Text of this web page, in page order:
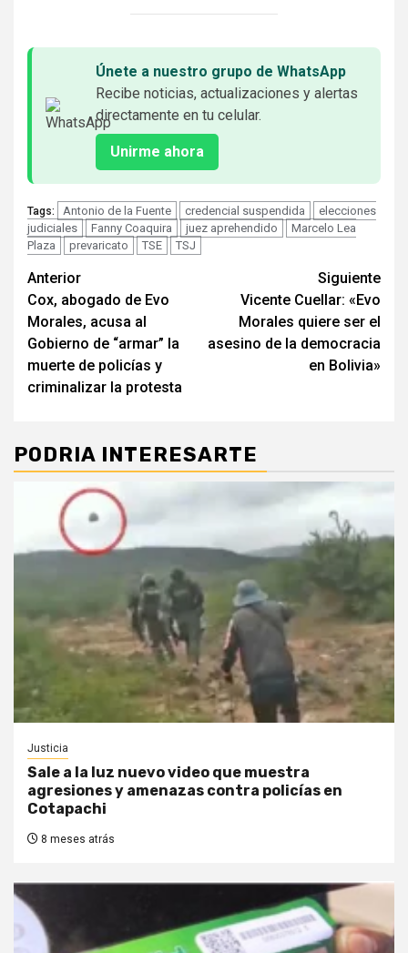
Únete a nuestro grupo de WhatsApp
Recibe noticias, actualizaciones y alertas
directamente en tu celular.
Unirme ahora
Tags: Antonio de la Fuente credencial suspendida
elecciones
judiciales
Fanny Coaquira juez aprehendido
Marcelo Lea
Plaza
prevaricato TSE TSJ
Seguir
leyendo
Anterior
Cox, abogado de Evo
Morales, acusa al
Gobierno de “armar” la
muerte de policías y
criminalizar la protesta
Siguiente
Vicente Cuellar: «Evo
Morales quiere ser el
asesino de la democracia
en Bolivia»
PODRIA INTERESARTE
Justicia
Sale a la luz nuevo video que muestra
agresiones y amenazas contra policías en
Cotapachi
8 meses atrás